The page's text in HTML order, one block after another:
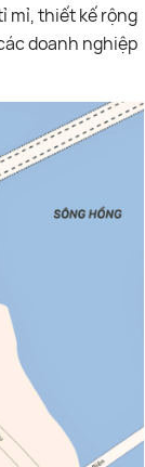
mỉ, thiết kế rộng
doanh nghiệp